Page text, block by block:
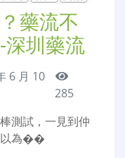
藥流不
深圳藥流
6 月 10
285
測試，一見到仲
以為��